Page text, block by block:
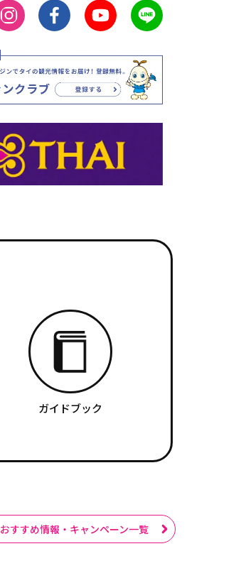
ガイドブック
おすすめ情報・キャンペーン一覧